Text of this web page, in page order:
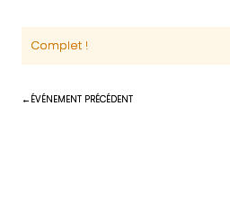
Complet !
ÉVÉNEMENT PRÉCÉDENT